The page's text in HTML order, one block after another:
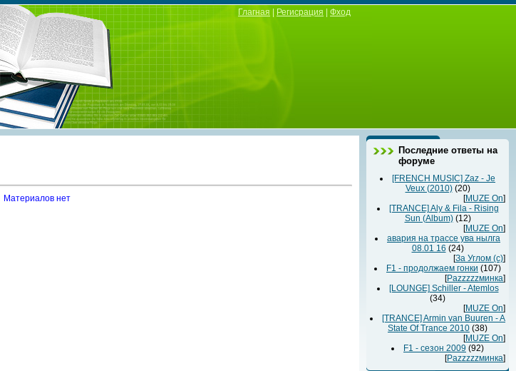
Глагная Регисрация Фход
Материалов нет
Последние ответы на
форуме
[FRENCH MUSIC] Zaz - Je
Veux (2010) (20)
[MUZE On]
[TRANCE] Aly & Fila - Rising
Sun (Album) (12)
[MUZE On]
авария на трассе ува нылга
08.01 16 (24)
[За Углом (с)]
F1 - продолжаем гонки (107)
[Раzzzzzминка]
[LOUNGE] Schiller - Atemlos
(34)
[MUZE On]
[TRANCE] Armin van Buuren - A
State Of Trance 2010 (38)
[MUZE On]
F1 - сезон 2009 (92)
[Раzzzzzминка]